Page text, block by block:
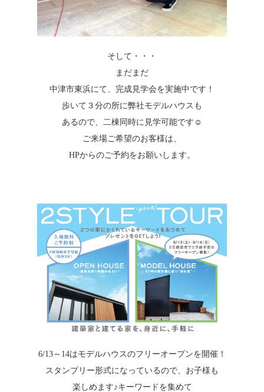
そして・・・
まだまだ
中津市東浜にて、完成見学会を実施中です！
歩いて３分の所に弊社モデルハウスも
あるので、二棟同時に見学可能です☺
ご来場ご希望のお客様は、
HPからのご予約をお願いします。
6/13～14はモデルハウスのフリーオープンを開催！
スタンプリー形式になっているので、お子様も
楽しめます♪キーワードを集めて